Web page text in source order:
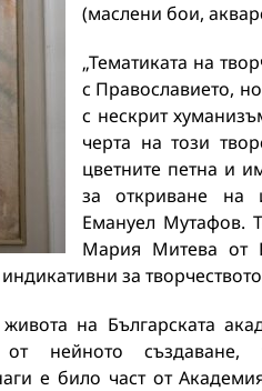
(маслени бои,
„Тематиката на
с Православието,
с нескрит
черта на този
цветните петна и
за откриване на
Емануел Мутафов.
Мария Митева от
за
живота на Българската
нейното създаване,
е било част от